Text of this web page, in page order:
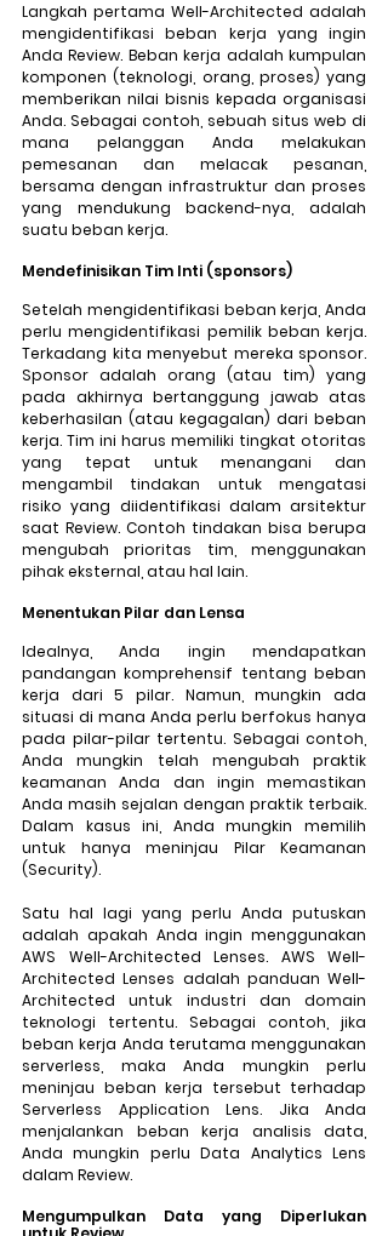
Langkah pertama Well-Architected adalah
mengidentifikasi beban kerja yang ingin
Anda Review. Beban kerja adalah kumpulan
komponen (teknologi, orang, proses) yang
memberikan nilai bisnis kepada organisasi
Anda. Sebagai contoh, sebuah situs web di
mana pelanggan Anda melakukan
pemesanan dan melacak pesanan,
bersama dengan infrastruktur dan proses
yang mendukung backend-nya, adalah
suatu beban kerja.
Mendefinisikan Tim Inti (sponsors)
Setelah mengidentifikasi beban kerja, Anda
perlu mengidentifikasi pemilik beban kerja.
Terkadang kita menyebut mereka sponsor.
Sponsor adalah orang (atau tim) yang
pada akhirnya bertanggung jawab atas
keberhasilan (atau kegagalan) dari beban
kerja. Tim ini harus memiliki tingkat otoritas
yang tepat untuk menangani dan
mengambil tindakan untuk mengatasi
risiko yang diidentifikasi dalam arsitektur
saat Review. Contoh tindakan bisa berupa
mengubah prioritas tim, menggunakan
pihak eksternal, atau hal lain.
Menentukan Pilar dan Lensa
Idealnya, Anda ingin mendapatkan
pandangan komprehensif tentang beban
kerja dari 5 pilar. Namun, mungkin ada
situasi di mana Anda perlu berfokus hanya
pada pilar-pilar tertentu. Sebagai contoh,
Anda mungkin telah mengubah praktik
keamanan Anda dan ingin memastikan
Anda masih sejalan dengan praktik terbaik.
Dalam kasus ini, Anda mungkin memilih
untuk hanya meninjau Pilar Keamanan
(Security).
Satu hal lagi yang perlu Anda putuskan
adalah apakah Anda ingin menggunakan
AWS Well-Architected Lenses. AWS Well-
Architected Lenses adalah panduan Well-
Architected untuk industri dan domain
teknologi tertentu. Sebagai contoh, jika
beban kerja Anda terutama menggunakan
serverless, maka Anda mungkin perlu
meninjau beban kerja tersebut terhadap
Serverless Application Lens. Jika Anda
menjalankan beban kerja analisis data,
Anda mungkin perlu Data Analytics Lens
dalam Review.
Mengumpulkan Data yang Diperlukan